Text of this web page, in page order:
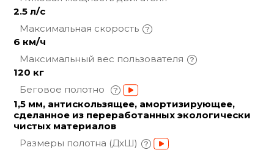
2.5 л/с
Максимальная скорость
6 км/ч
Максимальный вес пользователя
120 кг
Беговое полотно
1,5 мм, антискользящее, амортизирующее,
сделанное из переработанных экологически
чистых материалов
Размеры полотна (ДхШ)